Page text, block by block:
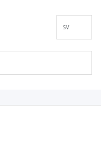
SV